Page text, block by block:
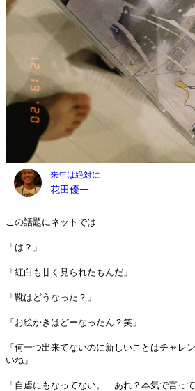
この話題にネットでは
「は？」
「紅白も甘く見られたもんだ」
「靴はどうなった？」
「お絵かきはどーなったん？笑」
「何一つ出来てないのに新しいことはチャレ
いね」
「自虐にもなってない。…あれ？本気で言って